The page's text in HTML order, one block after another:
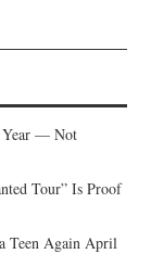
Year — Not
Tour” Is Proof
Teen Again April